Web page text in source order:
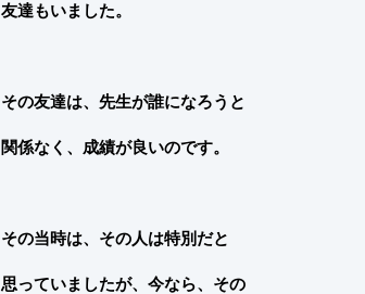
友達もいました。
その友達は、先生が誰になろうと
関係なく、成績が良いのです。
その当時は、その人は特別だと
思っていましたが、今なら、その